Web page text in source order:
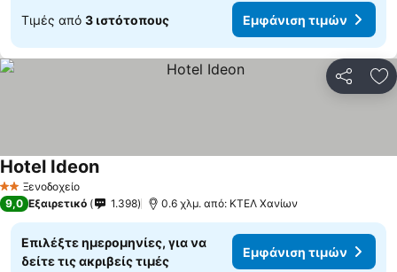
Τιμές από 3 ιστότοπους Εμφάνιση τιμών
2 ΑστέριαΞενοδοχείο
Hotel IdeonΕμφάνιση τιμών
9,0 Εξαιρετικό 1.398 0.6 χλμ. από: ΚΤΕΛ Χανίων
Επιλέξτε ημερομηνίες, για να
δείτε τις ακριβείς τιμές
Εμφάνιση τιμών